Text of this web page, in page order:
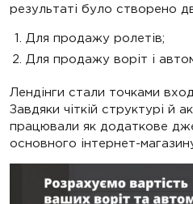
результаті було створено
Для продажу ролетів;
Для продажу воріт і
Лендінги стали точками
Завдяки чіткій структурі й
працювали як додаткове
основного інтернет-